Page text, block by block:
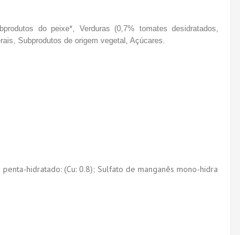
do peixe*, Verduras (0,7% tomates desidratados,
Subprodutos de origem vegetal, Açúcares.
hidratado: (Cu: 0.8); Sulfato de manganês mono-hidra